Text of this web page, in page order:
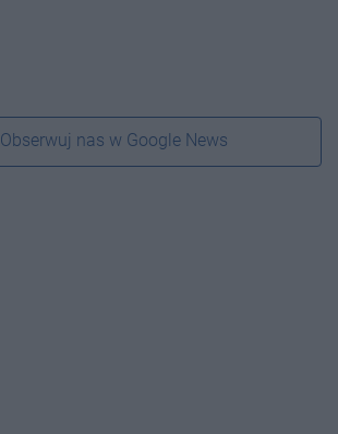
Obserwuj nas w Google News